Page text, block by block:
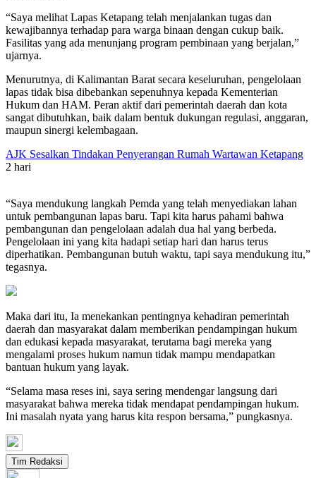
“Saya melihat Lapas Ketapang telah menjalankan tugas dan
kewajibannya terhadap para warga binaan dengan cukup baik.
Fasilitas yang ada menunjang program pembinaan yang berjalan,”
ujarnya.
Menurutnya, di Kalimantan Barat secara keseluruhan, pengelolaan
lapas tidak bisa dibebankan sepenuhnya kepada Kementerian
Hukum dan HAM. Peran aktif dari pemerintah daerah dan kota
sangat dibutuhkan, baik dalam bentuk dukungan regulasi, anggaran,
maupun sinergi kelembagaan.
AJK Sesalkan Tindakan Penyerangan Rumah Wartawan Ketapang
2 hari
“Saya mendukung langkah Pemda yang telah menyediakan lahan
untuk pembangunan lapas baru. Tapi kita harus pahami bahwa
pembangunan dan pengelolaan adalah dua hal yang berbeda.
Pengelolaan ini yang kita hadapi setiap hari dan harus terus
diperhatikan. Pembangunan butuh waktu, tapi saya mendukung itu,”
tegasnya.
Maka dari itu, Ia menekankan pentingnya kehadiran pemerintah
daerah dan masyarakat dalam memberikan pendampingan hukum
dan edukasi kepada masyarakat, terutama bagi mereka yang
mengalami proses hukum namun tidak mampu mendapatkan
bantuan hukum yang layak.
“Selama masa reses ini, saya sering mendengar langsung dari
masyarakat bahwa mereka tidak mendapat pendampingan hukum.
Ini masalah nyata yang harus kita respon bersama,” pungkasnya.
Tim Redaksi